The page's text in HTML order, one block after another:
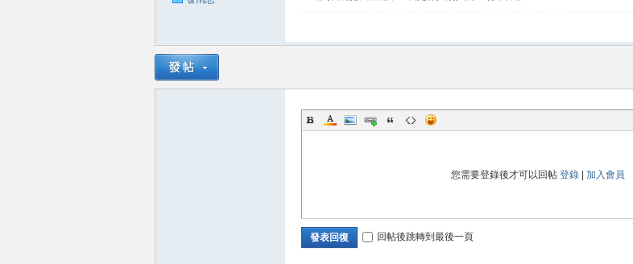
您需要登錄後才可以回帖 登錄| 加入會員
發表回復 回帖後跳轉到最後一頁